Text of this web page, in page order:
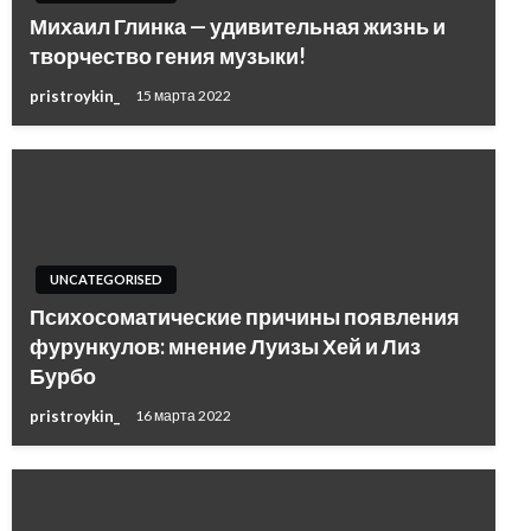
Михаил Глинка — удивительная жизнь и
творчество гения музыки!
pristroykin_ 15 марта 2022
UNCATEGORISED
Психосоматические причины появления
фурункулов: мнение Луизы Хей и Лиз
Бурбо
pristroykin_ 16 марта 2022